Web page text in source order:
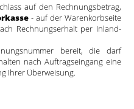
auf den Rechnungsbetrag,
- auf der Warenkorbseite
Rechnungserhalt per Inland-
bereit, die darf
nach Auftragseingang eine
Ihrer Überweisung.